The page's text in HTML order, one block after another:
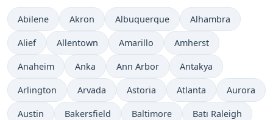
Abilene Akron Albuquerque Alhambra
Alief Allentown Amarillo Amherst
Anaheim Anka Ann Arbor Antakya
Arlington Arvada Astoria Atlanta Aurora
Austin Bakersfield Baltimore Batı Raleigh